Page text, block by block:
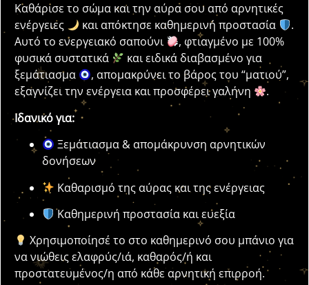
Καθάρισε το σώμα και την αύρα σου από αρνητικές
ενέργειες
και απόκτησε καθημερινή προστασία
.
Αυτό το ενεργειακό σαπούνι
, φτιαγμένο με 100%
φυσικά συστατικά
και ειδικά διαβασμένο για
ξεμάτιασμα
, απομακρύνει το βάρος του “ματιού”,
εξαγνίζει την ενέργεια και προσφέρει γαλήνη
.
Ιδανικό για:
Ξεμάτιασμα & απομάκρυνση αρνητικών
δονήσεων
Καθαρισμό της αύρας και της ενέργειας
Καθημερινή προστασία και ευεξία
Χρησιμοποίησέ το στο καθημερινό σου μπάνιο για
να νιώθεις ελαφρύς/ιά, καθαρός/ή και
προστατευμένος/η από κάθε αρνητική επιρροή.